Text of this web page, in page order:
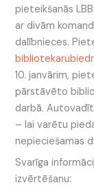
pieteikšanās
ar divām
dalībnieces.
10. janvārim,
pārstāvēto
darbā.
– lai varētu
nepieciešamas
Svarīga
izvērtēšanu: